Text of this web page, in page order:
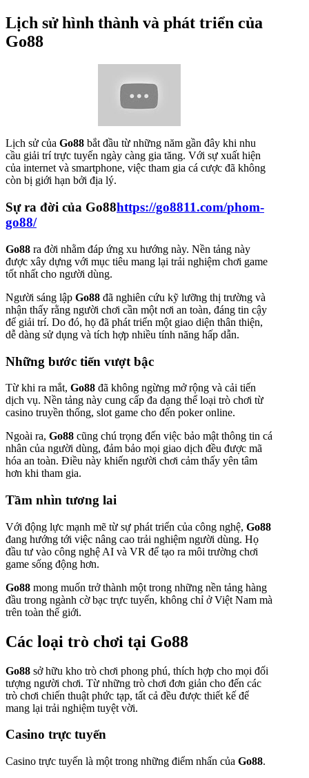
Lịch sử hình thành và phát triển của
Go88
Lịch sử của Go88 bắt đầu từ những năm gần đây khi nhu
cầu giải trí trực tuyến ngày càng gia tăng. Với sự xuất hiện
của internet và smartphone, việc tham gia cá cược đã không
còn bị giới hạn bởi địa lý.
Sự ra đời của Go88https://go8811.com/phom-
go88/
Go88 ra đời nhằm đáp ứng xu hướng này. Nền tảng này
được xây dựng với mục tiêu mang lại trải nghiệm chơi game
tốt nhất cho người dùng.
Người sáng lập Go88 đã nghiên cứu kỹ lưỡng thị trường và
nhận thấy rằng người chơi cần một nơi an toàn, đáng tin cậy
để giải trí. Do đó, họ đã phát triển một giao diện thân thiện,
dễ dàng sử dụng và tích hợp nhiều tính năng hấp dẫn.
Những bước tiến vượt bậc
Từ khi ra mắt, Go88 đã không ngừng mở rộng và cải tiến
dịch vụ. Nền tảng này cung cấp đa dạng thể loại trò chơi từ
casino truyền thống, slot game cho đến poker online.
Ngoài ra, Go88 cũng chú trọng đến việc bảo mật thông tin cá
nhân của người dùng, đảm bảo mọi giao dịch đều được mã
hóa an toàn. Điều này khiến người chơi cảm thấy yên tâm
hơn khi tham gia.
Tầm nhìn tương lai
Với động lực mạnh mẽ từ sự phát triển của công nghệ, Go88
đang hướng tới việc nâng cao trải nghiệm người dùng. Họ
đầu tư vào công nghệ AI và VR để tạo ra môi trường chơi
game sống động hơn.
Go88 mong muốn trở thành một trong những nền tảng hàng
đầu trong ngành cờ bạc trực tuyến, không chỉ ở Việt Nam mà
trên toàn thế giới.
Các loại trò chơi tại Go88
Go88 sở hữu kho trò chơi phong phú, thích hợp cho mọi đối
tượng người chơi. Từ những trò chơi đơn giản cho đến các
trò chơi chiến thuật phức tạp, tất cả đều được thiết kế để
mang lại trải nghiệm tuyệt vời.
Casino trực tuyến
Casino trực tuyến là một trong những điểm nhấn của Go88.